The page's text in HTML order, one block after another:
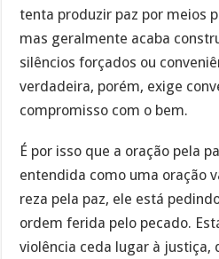
tenta produzir paz por meios
mas geralmente acaba
silêncios forçados ou
verdadeira, porém, exige
compromisso com o bem.
É por isso que a oração pela
entendida como uma oração
reza pela paz, ele está
ordem ferida pelo pecado.
violência ceda lugar à justiça,